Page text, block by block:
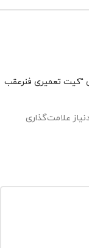
“کیت تعمیری فنرعقب
علامت‌گذاری